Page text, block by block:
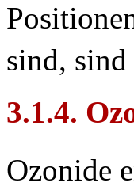
sind,
3.1.4.
Ozonide